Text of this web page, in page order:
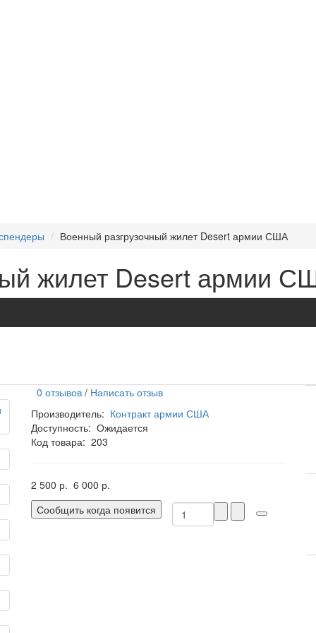
Военный разгрузочный жилет Desert армии США
жилет Desert армии
0 отзывов / Написать отзыв
Производитель: Контракт армии США
Доступность: Ожидается
Код товара: 203
2 500 р. 6 000 р.
Сообщить когда появится